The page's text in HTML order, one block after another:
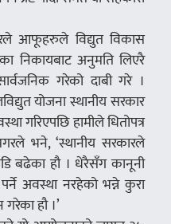
आफूहरुले विद्युत विकास
निकायबाट अनुमति लिएरै
गरेको दाबी गरे ।
योजना स्थानीय सरकार
गरिएपछि हामीले धितोपत्र
भने, ‘स्थानीय सरकारले
बढेका हौ । धेरैसँग कानूनी
पर्ने अवस्था नरहेको भन्ने कुरा
हौ ।’